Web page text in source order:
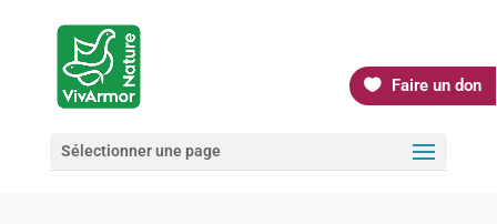
Faire un don
Sélectionner une page